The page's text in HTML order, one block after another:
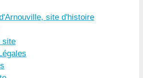
site d'histoire
site